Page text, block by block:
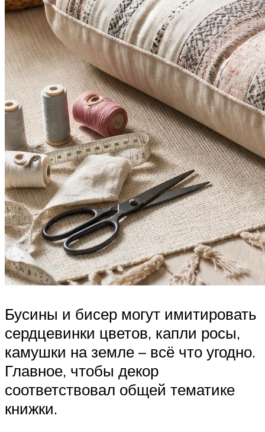
Бусины и бисер могут имитировать
сердцевинки цветов, капли росы,
камушки на земле – всё что угодно.
Главное, чтобы декор
соответствовал общей тематике
книжки.